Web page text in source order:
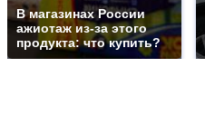
В магазинах России
ажиотаж из-за этого
продукта: что купить?